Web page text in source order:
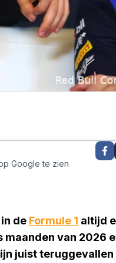
Google te zien
de Formule 1 altijd
maanden van 2026
juist